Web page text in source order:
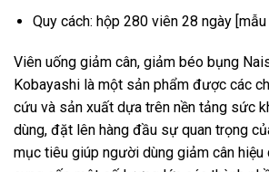
Quy cách: hộp 280 viên 28 ngày
Viên uống giảm cân, giảm béo bụng
Kobayashi là một sản phẩm được các
cứu và sản xuất dựa trên nền tảng sức
dùng, đặt lên hàng đầu sự quan trọng
mục tiêu giúp người dùng giảm cân hiệu